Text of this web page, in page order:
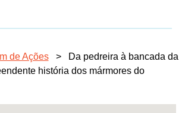
de Ações >
Da pedreira à bancada da
história dos mármores do